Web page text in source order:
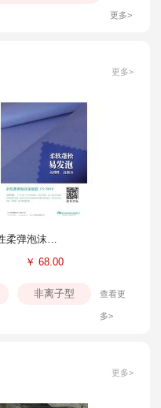
更多>
更多>
水性柔弹泡沫涂层胶FS-804B
￥ 68.00
非离子型 查看更
多>
更多>